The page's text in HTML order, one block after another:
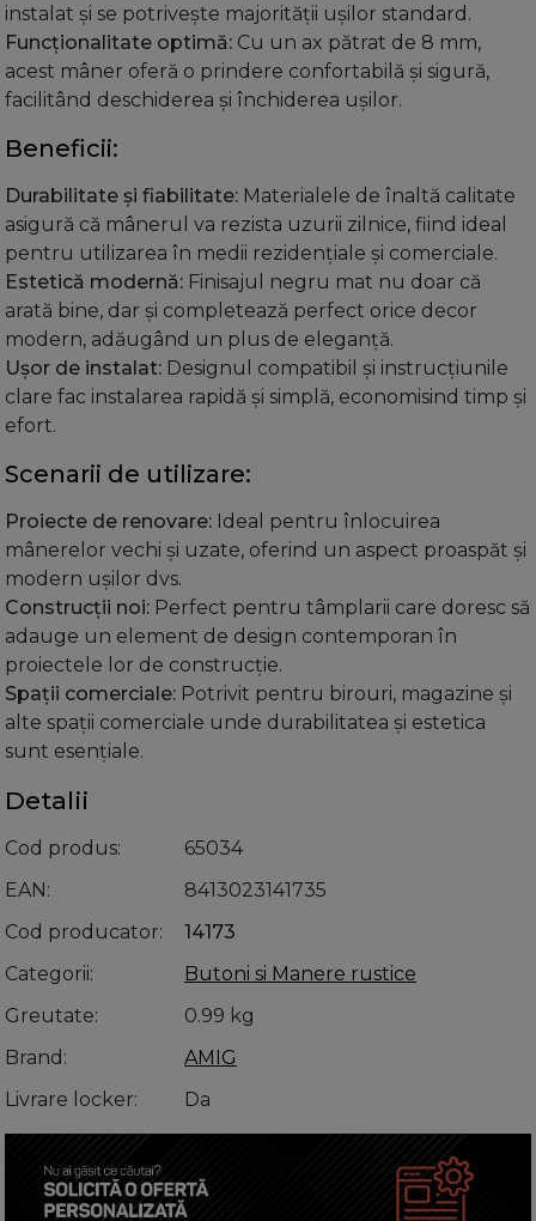
instalat și se potrivește majorității ușilor standard.
Funcționalitate optimă: Cu un ax pătrat de 8 mm,
acest mâner oferă o prindere confortabilă și sigură,
facilitând deschiderea și închiderea ușilor.
Beneficii:
Durabilitate și fiabilitate: Materialele de înaltă calitate
asigură că mânerul va rezista uzurii zilnice, fiind ideal
pentru utilizarea în medii rezidențiale și comerciale.
Estetică modernă: Finisajul negru mat nu doar că
arată bine, dar și completează perfect orice decor
modern, adăugând un plus de eleganță.
Ușor de instalat: Designul compatibil și instrucțiunile
clare fac instalarea rapidă și simplă, economisind timp și
efort.
Scenarii de utilizare:
Proiecte de renovare: Ideal pentru înlocuirea
mânerelor vechi și uzate, oferind un aspect proaspăt și
modern ușilor dvs.
Construcții noi: Perfect pentru tâmplarii care doresc să
adauge un element de design contemporan în
proiectele lor de construcție.
Spații comerciale: Potrivit pentru birouri, magazine și
alte spații comerciale unde durabilitatea și estetica
sunt esențiale.
Detalii
Cod produs
65034
EAN
8413023141735
Cod producator
14173
Categorii
Butoni si Manere rustice
Greutate
0.99 kg
Brand
AMIG
Livrare locker
Da